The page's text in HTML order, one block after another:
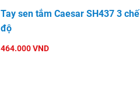
Tay sen tắm Caesar SH437 3 chế
độ
464.000 VND